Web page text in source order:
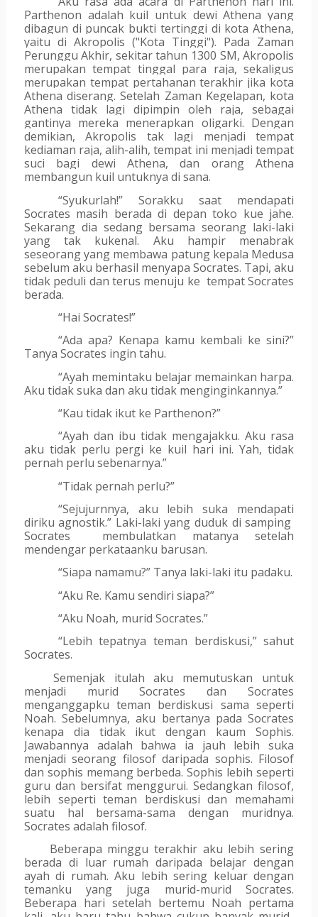
Parthenon adalah kuil untuk dewi Athena yang
dibagun di puncak bukti tertinggi di kota Athena,
yaitu di Akropolis ("Kota Tinggi"). Pada Zaman
Perunggu Akhir, sekitar tahun 1300 SM, Akropolis
merupakan tempat tinggal para raja, sekaligus
merupakan tempat pertahanan terakhir jika kota
Athena diserang. Setelah Zaman Kegelapan, kota
Athena tidak lagi dipimpin oleh raja, sebagai
gantinya mereka menerapkan oligarki. Dengan
demikian, Akropolis tak lagi menjadi tempat
kediaman raja, alih-alih, tempat ini menjadi tempat
suci bagi dewi Athena, dan orang Athena
membangun kuil untuknya di sana.
“Syukurlah!” Sorakku saat mendapati
Socrates masih berada di depan toko kue jahe.
Sekarang dia sedang bersama seorang laki-laki
yang tak kukenal. Aku hampir menabrak
seseorang yang membawa patung kepala Medusa
sebelum aku berhasil menyapa Socrates. Tapi, aku
tidak peduli dan terus menuju ke  tempat Socrates
berada.
“Hai Socrates!”
“Ada apa? Kenapa kamu kembali ke sini?”
Tanya Socrates ingin tahu.
“Ayah memintaku belajar memainkan harpa.
Aku tidak suka dan aku tidak menginginkannya.”
“Kau tidak ikut ke Parthenon?”
“Ayah dan ibu tidak mengajakku. Aku rasa
aku tidak perlu pergi ke kuil hari ini. Yah, tidak
pernah perlu sebenarnya.”
“Tidak pernah perlu?”
“Sejujurnnya, aku lebih suka mendapati
diriku agnostik.” Laki-laki yang duduk di samping
Socrates  membulatkan matanya setelah
mendengar perkataanku barusan.
“Siapa namamu?” Tanya laki-laki itu padaku.
“Aku Re. Kamu sendiri siapa?”
“Aku Noah, murid Socrates.”
“Lebih tepatnya teman berdiskusi,” sahut
Socrates.
Semenjak itulah aku memutuskan untuk
menjadi murid Socrates dan Socrates
menganggapku teman berdiskusi sama seperti
Noah. Sebelumnya, aku bertanya pada Socrates
kenapa dia tidak ikut dengan kaum Sophis.
Jawabannya adalah bahwa ia jauh lebih suka
menjadi seorang filosof daripada sophis. Filosof
dan sophis memang berbeda. Sophis lebih seperti
guru dan bersifat menggurui. Sedangkan filosof,
lebih seperti teman berdiskusi dan memahami
suatu hal bersama-sama dengan muridnya.
Socrates adalah filosof.
Beberapa minggu terakhir aku lebih sering
berada di luar rumah daripada belajar dengan
ayah di rumah. Aku lebih sering keluar dengan
temanku yang juga murid-murid Socrates.
Beberapa hari setelah bertemu Noah pertama